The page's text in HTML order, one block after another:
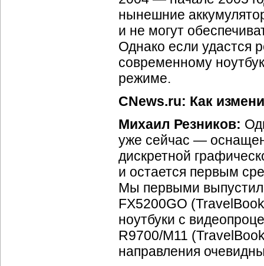
нынешние
и не могут
Однако если удастся
современному
режиме.
CNews.ru: Как
Михаил Резников:
уже сейчас —
дискретной
и остается первым
Мы первыми
FX5200GO
ноутбуки с
R9700/M11
направления